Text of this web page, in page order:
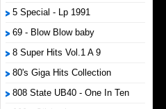
5 Special - Lp 1991
69 - Blow Blow baby
8 Super Hits Vol.1 A 9
80's Giga Hits Collection
808 State UB40 - One In Ten